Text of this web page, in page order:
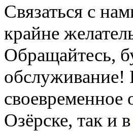
Связаться с
крайне
Обращайтесь,
обслуживание!
своевременное
Озёрске, так и в